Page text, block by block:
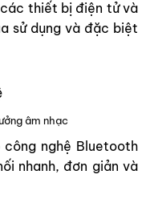
thiết bị điện tử và
sử dụng và đặc biệt
âm nhạc
nghệ Bluetooth
nhanh, đơn giản và